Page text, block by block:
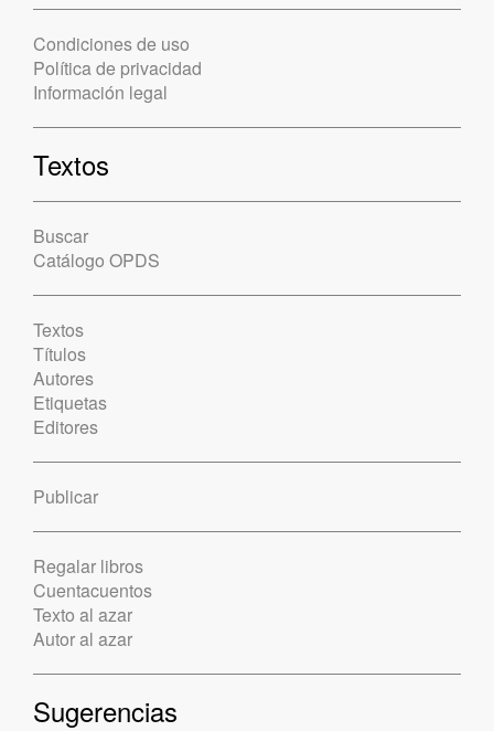
Condiciones de uso
Política de privacidad
Información legal
Textos
Buscar
Catálogo OPDS
Textos
Títulos
Autores
Etiquetas
Editores
Publicar
Regalar libros
Cuentacuentos
Texto al azar
Autor al azar
Sugerencias